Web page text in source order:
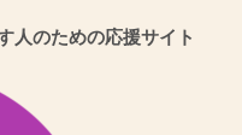
人のための応援サイト